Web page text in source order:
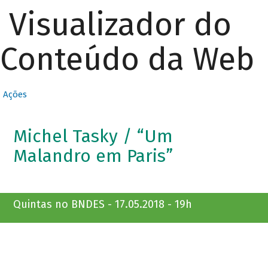
Visualizador do
Conteúdo da Web
Ações
Michel Tasky / “Um
Malandro em Paris”
Quintas no BNDES - 17.05.2018 - 19h